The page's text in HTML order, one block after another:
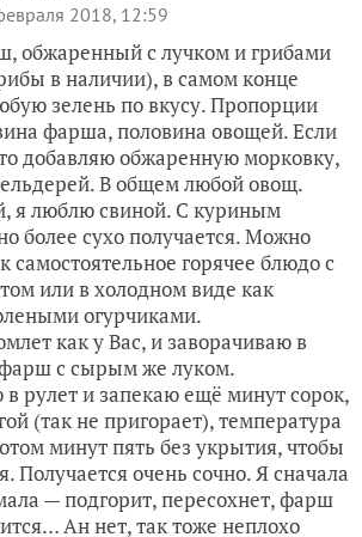
2018, 12:59
обжаренный с лучком и грибами
в наличии), в самом конце
зелень по вкусу. Пропорции
фарша, половина овощей. Если
добавляю обжаренную морковку,
В общем любой овощ.
я люблю свиной. С куриным
более сухо получается. Можно
самостоятельное горячее блюдо с
или в холодном виде как
огурчиками.
как у Вас, и заворачиваю в
с сырым же луком.
рулет и запекаю ещё минут сорок,
(так не пригорает), температура
минут пять без укрытия, чтобы
Получается очень сочно. Я сначала
— подгорит, пересохнет, фарш
Ан нет, так тоже неплохо